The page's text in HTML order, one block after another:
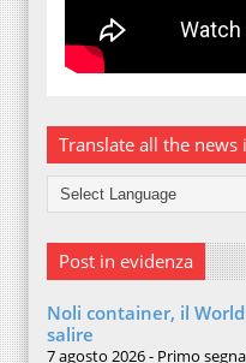
Translate all the
Post in evidenza
Noli container, il
salire
7 agosto 2026 - Primo